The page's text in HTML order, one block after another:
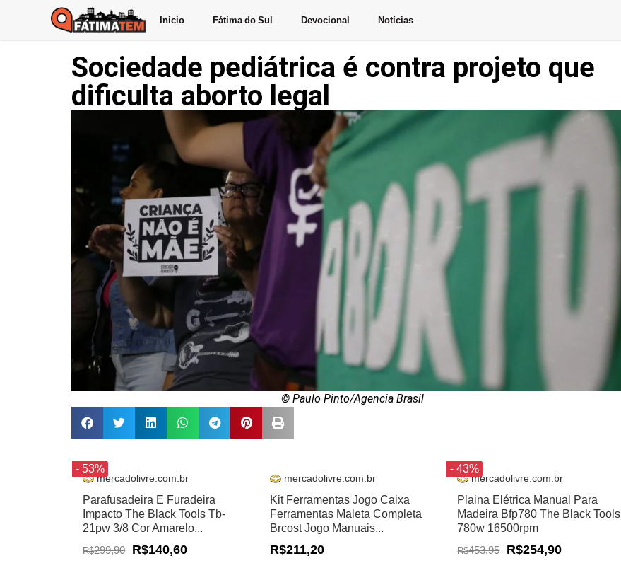
Inicio Fátima do Sul Devocional Notícias
Sociedade pediátrica é contra projeto que
dificulta aborto legal
© Paulo Pinto/Agencia Brasil
- 53%
mercadolivre.com.br
Parafusadeira E Furadeira
Impacto The Black Tools Tb-
21pw 3/8 Cor Amarelo...
R$299,90 R$140,60
mercadolivre.com.br
Kit Ferramentas Jogo Caixa
Ferramentas Maleta Completa
Brcost Jogo Manuais...
R$211,20
- 43%
mercadolivre.com.br
Plaina Elétrica Manual Para
Madeira Bfp780 The Black Tools
780w 16500rpm
R$453,95 R$254,90